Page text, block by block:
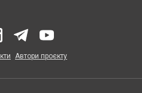
Автори проєкту